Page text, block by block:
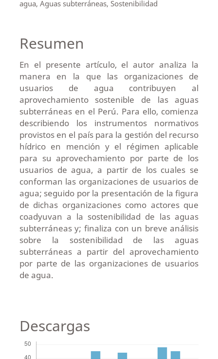
agua, Aguas subterráneas, Sostenibilidad
Resumen
En el presente artículo, el autor analiza la
manera en la que las organizaciones de
usuarios de agua contribuyen al
aprovechamiento sostenible de las aguas
subterráneas en el Perú. Para ello, comienza
describiendo los instrumentos normativos
provistos en el país para la gestión del recurso
hídrico en mención y el régimen aplicable
para su aprovechamiento por parte de los
usuarios de agua, a partir de los cuales se
conforman las organizaciones de usuarios de
agua; seguido por la presentación de la figura
de dichas organizaciones como actores que
coadyuvan a la sostenibilidad de las aguas
subterráneas y; finaliza con un breve análisis
sobre la sostenibilidad de las aguas
subterráneas a partir del aprovechamiento
por parte de las organizaciones de usuarios
de agua.
Descargas